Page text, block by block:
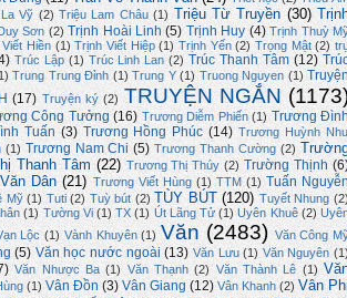
Vỹ (2) Triệu Lam Châu (1) Triệu Từ Truyền (30)
Sơn (2) Trịnh Hoài Linh (5) Trịnh Huy (4) Trịnh Thuỳ
Hiền (1) Trịnh Viết Hiệp (1) Trịnh Yến (2) Trọng Mật (2)
Trúc Lập (1) Trúc Linh Lan (2) Trúc Thanh Tâm (12)
Trung Trung Đỉnh (1) Trung Y (1) Truong Nguyen (1)
(17) Truyện ký (2) TRUYỆN NGẮN
Công Tưởng (16) Trương Diễm Phiến (1) Trương
Tuấn (3) Trương Hồng Phúc (14) Trương Huỳnh
(1) Trương Nam Chi (5) Trương Thanh Cường (2)
Thanh Tâm (22) Trương Thị Thúy (2) Trường Thịnh
Dân (21) Trương Viết Hùng (1) TTM (1) Tuấn
Mỹ (1) Tuti (2) Tuỳ bút (2) TÙY BÚT (120) Tuyết Nhung
(1) Tường Vi (1) TX (1) Út Lãng Tử (1) Uyên Khuê (2)
Lộc (1) Vành Khuyên (1) Văn (2483) Văn Công
(5) Văn học nước ngoài (13) Văn Lưu (1) Văn Nguyên
Văn Nhược Ba (1) Văn Thạnh (2) Văn Thành Lê (1)
(1) Vân Đồn (3) Vân Giang (12) Vân Khanh (2) Vân